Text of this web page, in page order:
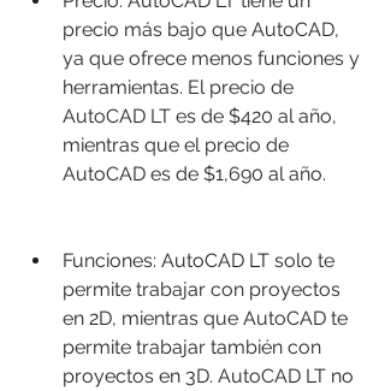
precio más bajo que AutoCAD,
ya que ofrece menos funciones y
herramientas. El precio de
AutoCAD LT es de $420 al año,
mientras que el precio de
AutoCAD es de $1,690 al año.
Funciones: AutoCAD LT solo te
permite trabajar con proyectos
en 2D, mientras que AutoCAD te
permite trabajar también con
proyectos en 3D. AutoCAD LT no